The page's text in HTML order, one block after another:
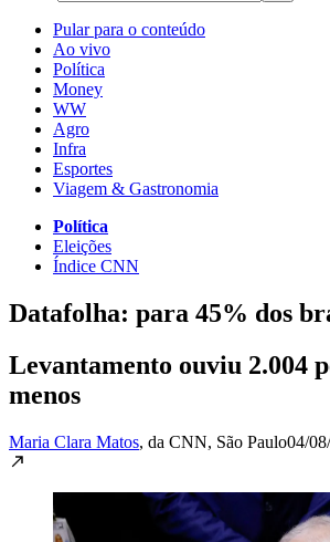
Pular para o conteúdo
Ao vivo
Política
Money
WW
Agro
Infra
Esportes
Viagem & Gastronomia
Política
Eleições
Índice CNN
Datafolha: para 45% dos
Levantamento ouviu 2.004
menos
Maria Clara Matos, da CNN, São Paulo04/